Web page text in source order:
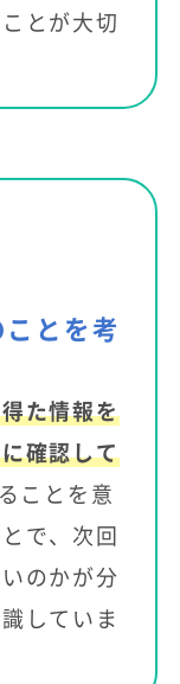
とが大切
とを考
た情報を
確認して
ことを意
で、次回
のかが分
していま